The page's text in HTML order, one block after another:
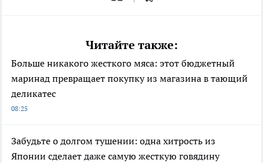
Читайте также:
Больше никакого жесткого мяса: этот бюджетный
маринад превращает покупку из магазина в тающий
деликатес
08:25
Забудьте о долгом тушении: одна хитрость из
Японии сделает даже самую жесткую говядину